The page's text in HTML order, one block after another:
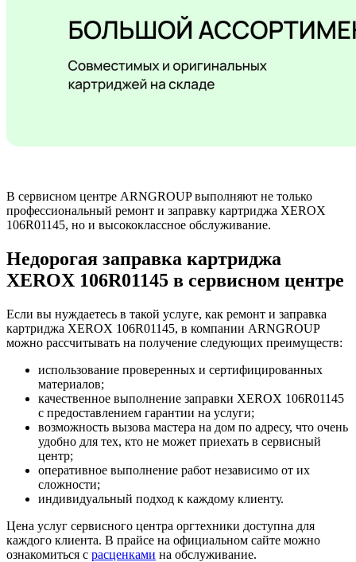
В сервисном центре ARNGROUP выполняют не только
профессиональный ремонт и заправку картриджа XEROX
106R01145, но и высококлассное обслуживание.
Недорогая заправка картриджа
XEROX 106R01145 в сервисном центре
Если вы нуждаетесь в такой услуге, как ремонт и заправка
картриджа XEROX 106R01145, в компании ARNGROUP
можно рассчитывать на получение следующих преимуществ:
использование проверенных и сертифицированных
материалов;
качественное выполнение заправки XEROX 106R01145
с предоставлением гарантии на услуги;
возможность вызова мастера на дом по адресу, что очень
удобно для тех, кто не может приехать в сервисный
центр;
оперативное выполнение работ независимо от их
сложности;
индивидуальный подход к каждому клиенту.
Цена услуг сервисного центра оргтехники доступна для
каждого клиента. В прайсе на официальном сайте можно
ознакомиться с расценками на обслуживание.